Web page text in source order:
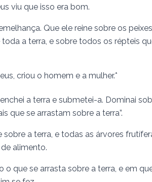
viu que isso era bom.
Que ele reine sobre os
a terra, e sobre todos os répteis
criou o homem e a mulher.*
a terra e submetei-a. Dominai
que se arrastam sobre a terra”.
a terra, e todas as árvores
alimento.
que se arrasta sobre a terra, e em